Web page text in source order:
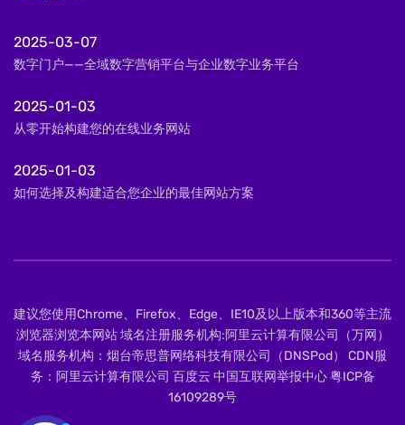
2025-03-07
数字门户——全域数字营销平台与企业数字业务平台
2025-01-03
从零开始构建您的在线业务网站
2025-01-03
如何选择及构建适合您企业的最佳网站方案
建议您使用Chrome、Firefox、Edge、IE10及以上版本和360等主流
浏览器浏览本网站 域名注册服务机构:阿里云计算有限公司（万网）
域名服务机构：烟台帝思普网络科技有限公司（DNSPod） CDN服
务：阿里云计算有限公司 百度云 中国互联网举报中心粤ICP备
16109289号